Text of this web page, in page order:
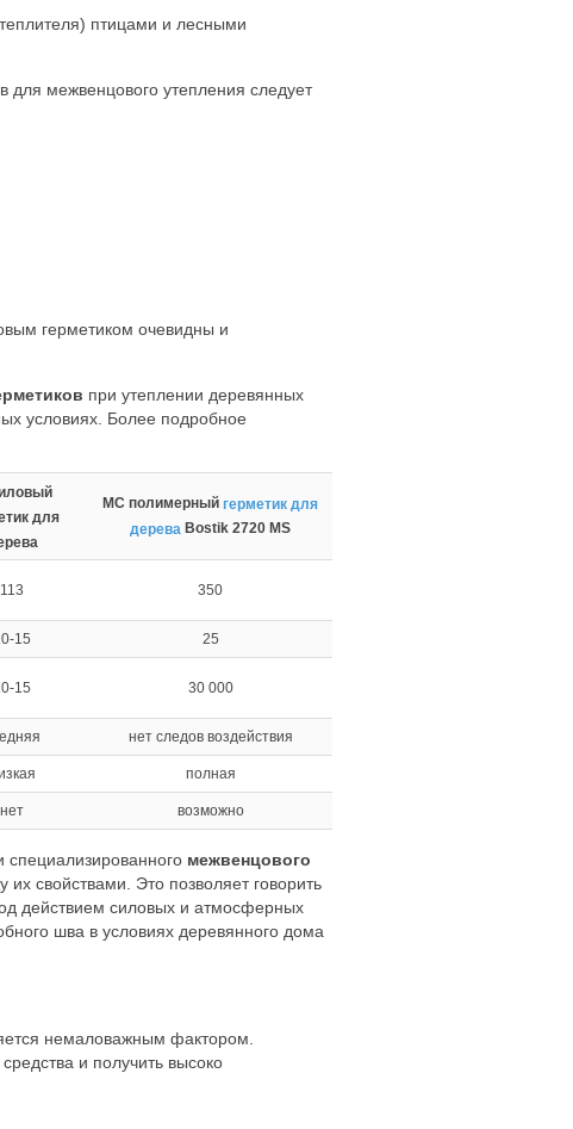
птицами и лесными
межвенцового утепления следует
герметиком очевидны и
при утеплении деревянных
условиях. Более подробное
для
МС полимерный герметик для
дерева Bostik 2720 MS
113 350
15 25
15 30 000
нет следов воздействия
полная
нет возможно
специализированного межвенцового
свойствами. Это позволяет говорить
действием силовых и атмосферных
шва в условиях деревянного дома
немаловажным фактором.
и получить высоко